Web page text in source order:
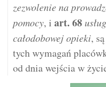
zezwolenie na
pomocy, i art. 68
całodobowej opieki,
tych wymagań
od dnia wejścia w